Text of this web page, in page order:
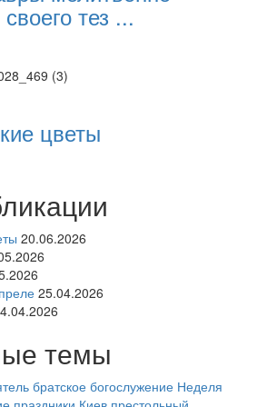
тез ...
цветы
20.06.2026
25.04.2026
темы
братское богослужение Неделя